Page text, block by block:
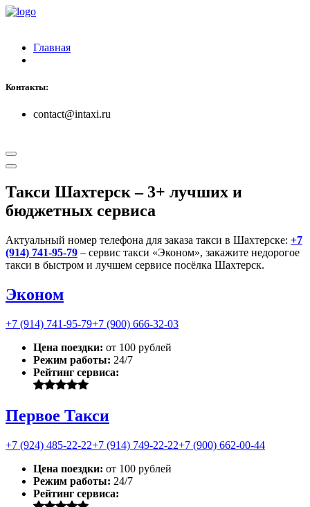
Главная
Контакты:
contact@intaxi.ru
Такси Шахтерск– 3+ лучших и
бюджетных сервиса
Актуальный номер телефона для заказа такси в Шахтерске: +7
(914) 741-95-79 – сервис такси «Эконом», закажите недорогое
такси в быстром и лучшем сервисе посёлка Шахтерск.
Эконом
+7 (914) 741-95-79+7 (900) 666-32-03
Цена поездки: от 100 рублей
Режим работы: 24/7
Рейтинг сервиса:
Первое Такси
+7 (924) 485-22-22+7 (914) 749-22-22+7 (900) 662-00-44
Цена поездки: от 100 рублей
Режим работы: 24/7
Рейтинг сервиса: